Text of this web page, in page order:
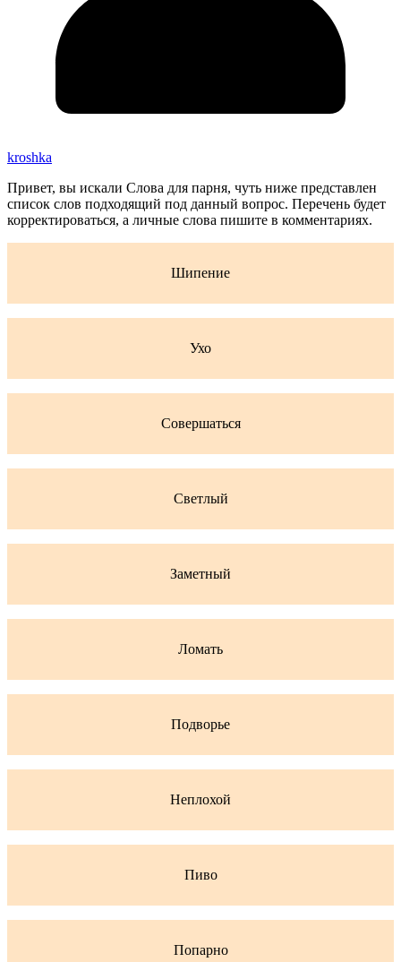
kroshka
Привет, вы искали Слова для парня, чуть ниже представлен
список слов подходящий под данный вопрос. Перечень будет
корректироваться, а личные слова пишите в комментариях.
Шипение
Ухо
Совершаться
Светлый
Заметный
Ломать
Подворье
Неплохой
Пиво
Попарно